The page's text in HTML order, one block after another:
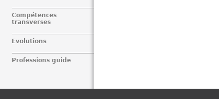
Compétences
transverses
Evolutions
Professions guide